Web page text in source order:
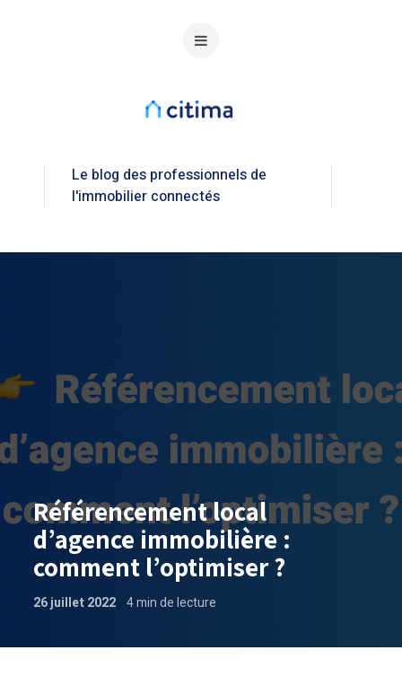
Le blog des professionnels de
l'immobilier connectés
Référencement local
d’agence immobilière :
comment l’optimiser ?
26 juillet 2022 4min de lecture